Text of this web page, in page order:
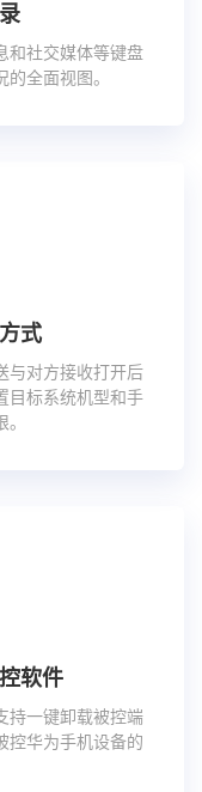
和社交媒体等键盘
全面视图。
式
与对方接收打开后
目标系统机型和手
软件
持一键卸载被控端
控华为手机设备的